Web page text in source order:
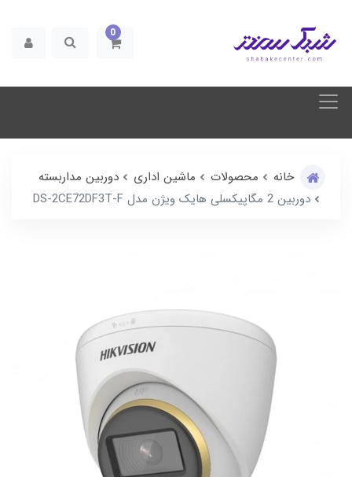
0
خانه محصولات ماشین اداری
دوربین مداربسته
دوربین 2 مگاپیکسلی هایک ویژن مدل DS-2CE72DF3T-F